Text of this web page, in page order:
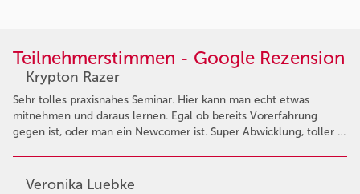
Teilnehmerstimmen - Google Rezension
Krypton Razer
Sehr tolles praxisnahes Seminar. Hier kann man echt etwas
mitnehmen und daraus lernen. Egal ob bereits Vorerfahrung
gegen ist, oder man ein Newcomer ist. Super Abwicklung, toller …
Veronika Luebke